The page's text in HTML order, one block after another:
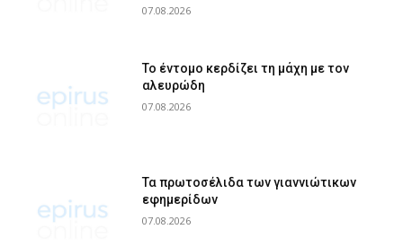
07.08.2026
Το έντομο κερδίζει τη μάχη με τον
αλευρώδη
07.08.2026
Τα πρωτοσέλιδα των γιαννιώτικων
εφημερίδων
07.08.2026